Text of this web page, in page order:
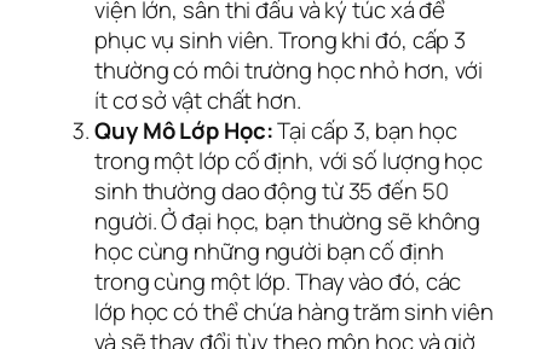
viện lớn, sân thi đấu và ký túc xá để
phục vụ sinh viên. Trong khi đó, cấp 3
thường có môi trường học nhỏ hơn, với
ít cơ sở vật chất hơn.
Quy Mô Lớp Học:Tại cấp 3, bạn học
trong một lớp cố định, với số lượng học
sinh thường dao động từ 35 đến 50
người. Ở đại học, bạn thường sẽ không
học cùng những người bạn cố định
trong cùng một lớp. Thay vào đó, các
lớp học có thể chứa hàng trăm sinh viên
và sẽ thay đổi tùy theo môn học và giờ